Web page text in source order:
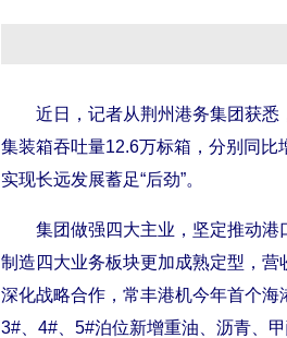
近日，记者从荆州港务集团获悉
集装箱吞吐量12.6万标箱，分别同
实现长远发展蓄足“后劲”。
集团做强四大主业，坚定推动港
制造四大业务板块更加成熟定型，
深化战略合作，常丰港机今年首个
3#、4#、5#泊位新增重油、沥青、